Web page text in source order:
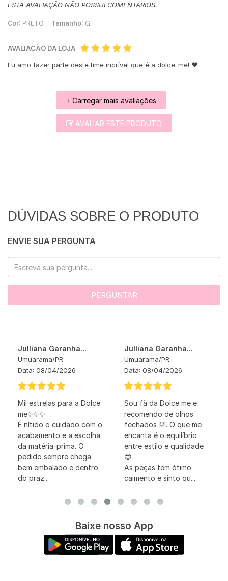
ESTA AVALIAÇÃO NÃO POSSUI COMENTÁRIOS.
Cor: PRETO Tamanho: G
AVALIAÇÃO DA LOJA
Eu amo fazer parte deste time incrível que é a dolce-me! ♥
+Carregar mais avaliações
AVALIAR ESTE PRODUTO
DÚVIDAS SOBRE O PRODUTO
ENVIE SUA PERGUNTA
PERGUNTAR
Julliana Garanha...
Umuarama/PR
Data: 08/04/2026
Mil estrelas para a Dolce
me✨✨✨
É nítido o cuidado com o
acabamento e a escolha
da matéria-prima. O
pedido sempre chega
bem embalado e dentro
do praz...
Julliana Garanha...
Umuarama/PR
Data: 08/04/2026
Sou fã da Dolce me e
recomendo de olhos
fechados 🩷. O que me
encanta é o equilíbrio
entre estilo e qualidade
😍
As peças tem ótimo
caimento e sinto qu...
Baixe nosso App